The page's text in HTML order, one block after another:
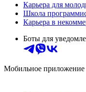
Карьера для
Школа
Карьера в
Боты для
Мобильное приложение